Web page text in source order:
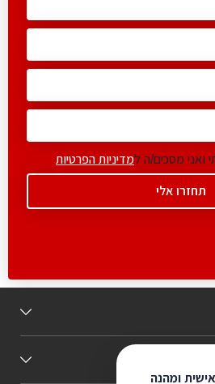
ואני מסכים/ה למדיניות הפרטיות
ומהנה